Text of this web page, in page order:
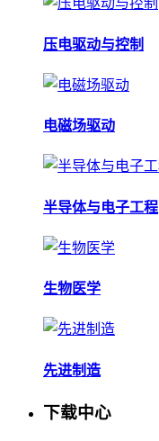
压电驱动与控制
电磁场驱动
半导体与电子工程
生物医学
先进制造
下载中心